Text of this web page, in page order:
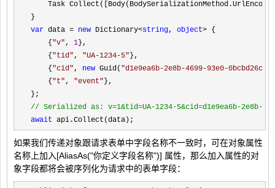
Task
var data = new Dictionary<string, object> {
    {
"v", 1 },
    {
"tid", "UA-1234-5" },
    {
"cid", new Guid( "d1e9ea6b-2e8b-4699-93e0-
    {
"t", "event" },
// Serialized as: v=1&tid=UA-1234-5&cid=d1e9ea6b-2e8b-
await api.Collect(data);
如果我们传递对象跟请求表单中字段名称不一致时，可在对象属性
名称上加入[AliasAs("你定义字段名称")] 属性，那么加入属性的对
象字段都将会被序列化为请求中的表单字段：